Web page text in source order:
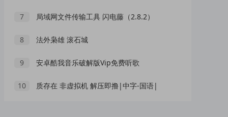
7 局域网文件传输工具 闪电藤（2.8.2）
8 法外枭雄 滚石城
9 安卓酷我音乐破解版Vip免费听歌
10 质存在 非虚拟机 解压即撸|中字-国语|